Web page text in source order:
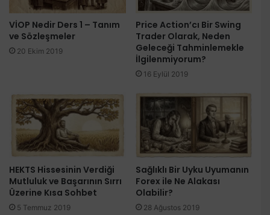
VİOP Nedir Ders 1 – Tanım
ve Sözleşmeler
20 Ekim 2019
Price Action’cı Bir Swing
Trader Olarak, Neden
Geleceği Tahminlemekle
İlgilenmiyorum?
16 Eylül 2019
HEKTS Hissesinin Verdiği
Mutluluk ve Başarının Sırrı
Üzerine Kısa Sohbet
5 Temmuz 2019
Sağlıklı Bir Uyku Uyumanın
Forex ile Ne Alakası
Olabilir?
28 Ağustos 2019